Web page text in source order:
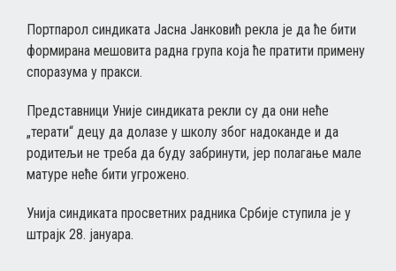
Портпарол синдиката Јасна Јанковић рекла је да ће бити
формирана мешовита радна група која ће пратити примену
споразума у пракси.
Представници Уније синдиката рекли су да они неће
„терати“ децу да долазе у школу због надоканде и да
родитељи не треба да буду забринути, јер полагање мале
матуре неће бити угрожено.
Унија синдиката просветних радника Србије ступила је у
штрајк 28. јануара.